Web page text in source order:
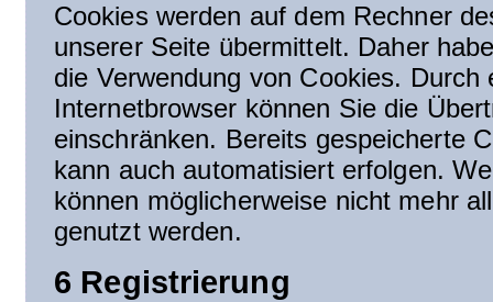
Cookies werden auf dem Rechner
unserer Seite übermittelt. Daher
die Verwendung von Cookies.
Internetbrowser können Sie die
einschränken. Bereits gespeicherte
kann auch automatisiert erfolgen.
können möglicherweise nicht mehr
genutzt werden.
6 Registrierung